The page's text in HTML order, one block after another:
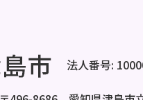
法人番号: